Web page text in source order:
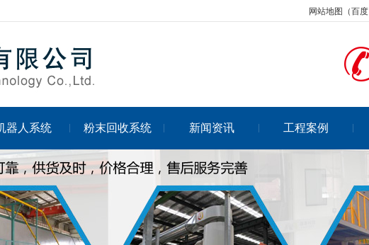
网站地图 （百度
器人系统 粉末回收系统 新闻资讯 工程案例